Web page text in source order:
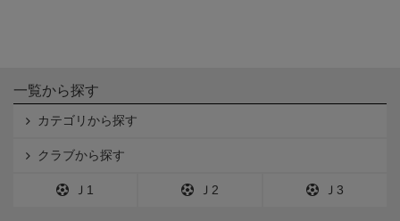
一覧から探す
カテゴリから探す
クラブから探す
Ｊ1 Ｊ2 Ｊ3